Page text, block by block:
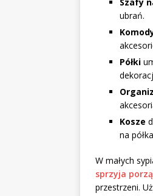
ubrań.
Półki
Kosze
na
W małych
sprzyja
przestrzeni.